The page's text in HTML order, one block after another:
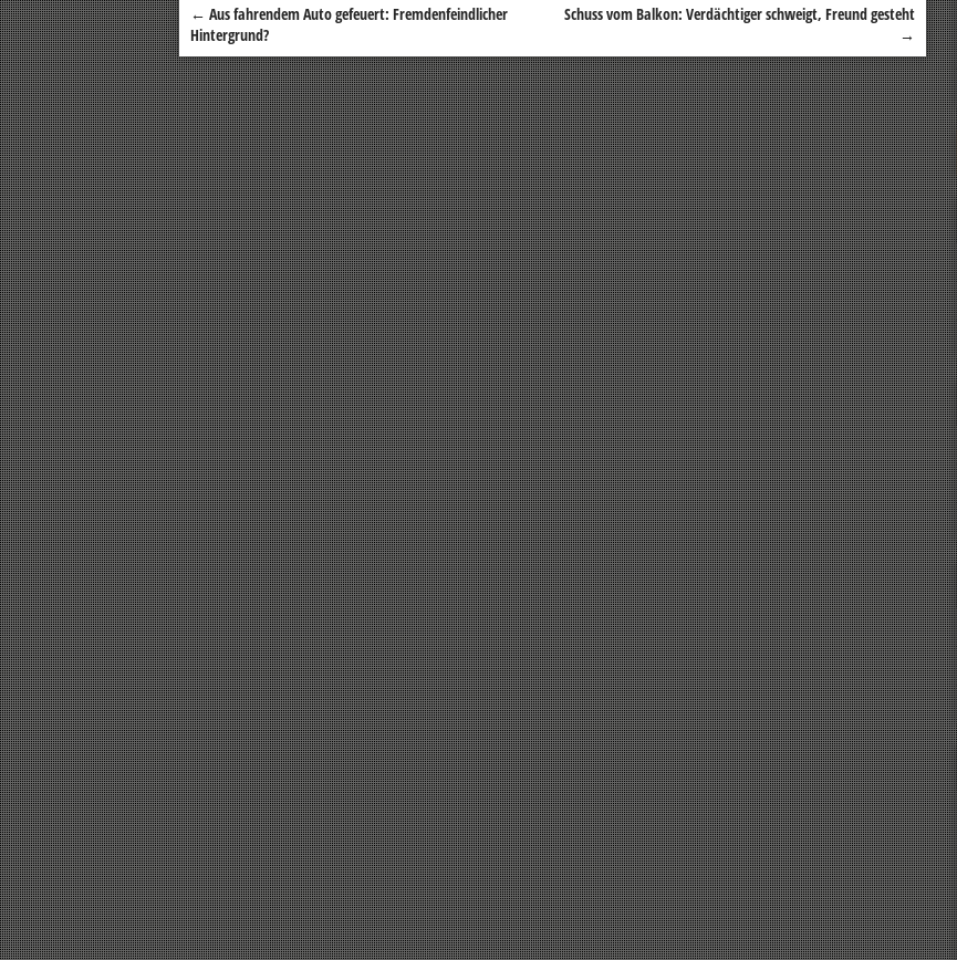
Beitragsnavigation
← Aus fahrendem Auto gefeuert: Fremdenfeindlicher
Hintergrund?
Schuss vom Balkon: Verdächtiger schweigt, Freund gesteht
→